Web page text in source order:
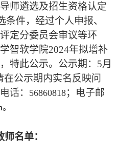
师遴选及招生资格认定
条件，经过个人申报、
定分委员会审议等环
智软学院2024年拟增补
特此公示。公示期： 5月
在公示期内实名反映问
话： 56860818；电子邮
。
名单：